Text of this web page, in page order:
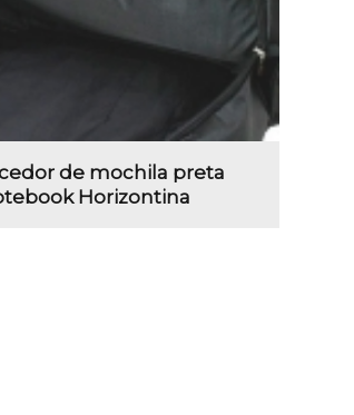
de mochila preta
Horizontina